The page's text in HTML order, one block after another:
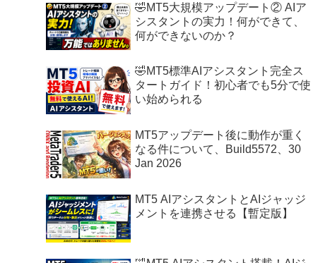
🤣MT5大規模アップデート② AIア
シスタントの実力！何ができて、
何ができないのか？
🤣MT5標準AIアシスタント完全ス
タートガイド！初心者でも5分で使
い始められる
MT5アップデート後に動作が重く
なる件について、Build5572、30
Jan 2026
MT5 AIアシスタントとAIジャッジ
メントを連携させる【暫定版】